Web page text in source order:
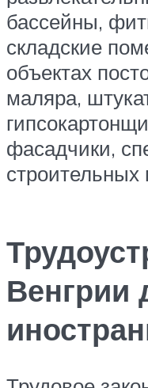
бассейны,
складские
объектах
маляра,
фасадчики,
Венгрии